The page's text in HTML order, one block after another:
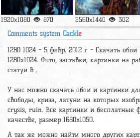
1920x1080 870 2560x1440 302
Comments system Cackle
1280 1024 - 5 февр. 2012 г. - Скачать
1280x1024. Фото, заставки, картинки на
статуи в .
У нас можно скачать обои и картинки
свободы, криза, латуни на которых
crysis, ruin. Все картинки и бесплатные
качестве, размер 1680x1050.
А так же можно найти много других